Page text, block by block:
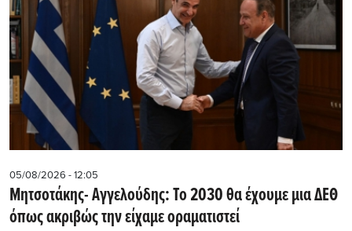
05/08/2026 - 12:05
Μητσοτάκης- Αγγελούδης: Το 2030 θα έχουμε μια ΔΕΘ
όπως ακριβώς την είχαμε οραματιστεί